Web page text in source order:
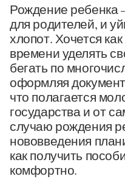
Рождение ребенка
для родителей, и
хлопот. Хочется
времени уделять
бегать по
оформляя
что полагается
государства и от
случаю рождения
нововведения
как получить
комфортно.